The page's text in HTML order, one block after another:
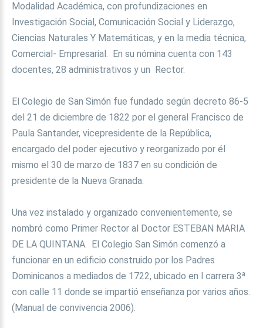
Modalidad Académica, con profundizaciones en
Investigación Social, Comunicación Social y Liderazgo,
Ciencias Naturales Y Matemáticas, y en la media técnica,
Comercial- Empresarial. En su nómina cuenta con 143
docentes, 28 administrativos y un Rector.
El Colegio de San Simón fue fundado según decreto 86-5
del 21 de diciembre de 1822 por el general Francisco de
Paula Santander, vicepresidente de la República,
encargado del poder ejecutivo y reorganizado por él
mismo el 30 de marzo de 1837 en su condición de
presidente de la Nueva Granada.
Una vez instalado y organizado convenientemente, se
nombró como Primer Rector al Doctor ESTEBAN MARIA
DE LA QUINTANA. El Colegio San Simón comenzó a
funcionar en un edificio construido por los Padres
Dominicanos a mediados de 1722, ubicado en l carrera 3ª
con calle 11 donde se impartió enseñanza por varios años.
(Manual de convivencia 2006).